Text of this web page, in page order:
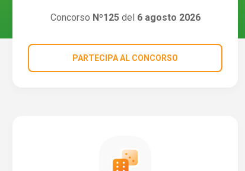
Concorso Nº125del 6 agosto 2026
PARTECIPA AL CONCORSO